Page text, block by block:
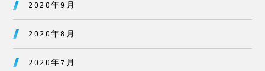
2020年9月
2020年8月
2020年7月